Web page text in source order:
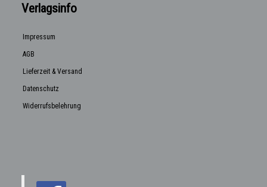
Verlagsinfo
Impressum
AGB
Lieferzeit & Versand
Datenschutz
Widerrufsbelehrung